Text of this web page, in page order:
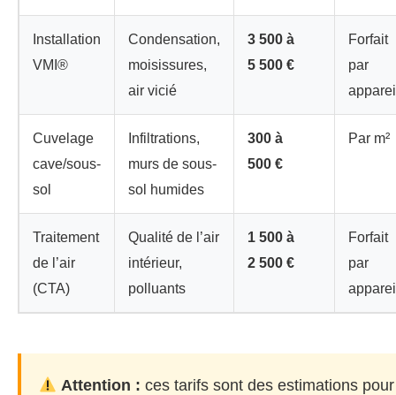
Installation
VMI®
Condensation,
moisissures,
air vicié
3 500 à
5 500 €
Forfait
par
Cuvelage
cave/sous-
sol
Infiltrations,
murs de sous-
sol humides
300 à
500 €
Par m²
Traitement
de l’air
(CTA)
Qualité de l’air
intérieur,
polluants
1 500 à
2 500 €
Forfait
par
Attention : ces tarifs sont des estimations pour